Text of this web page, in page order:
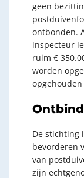
geen
ontbonden.
inspecteur
ruim €
worden
De stichting
bevorderen
van
zijn